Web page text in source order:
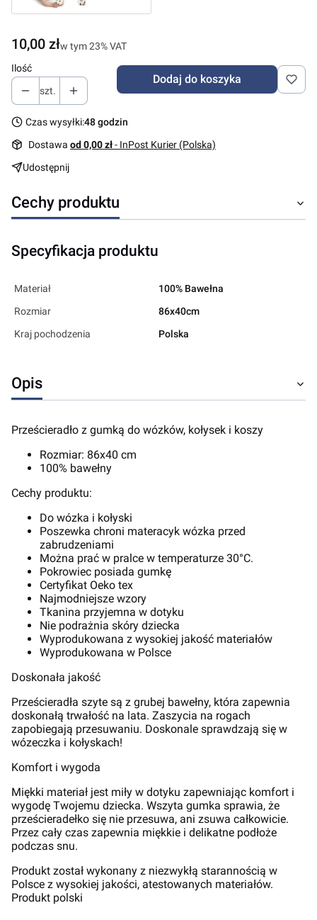
Cena
10,00 złw tym 23% VAT
w tym23%VAT
Ilość
szt.
Dodaj do koszyka
Czas wysyłki:48 godzin
Dostawa od 0,00 zł- InPost Kurier (Polska)
Udostępnij
Cechy produktu
Specyfikacja produktu
Materiał
100% Bawełna
Rozmiar
86x40cm
Kraj pochodzenia
Polska
Opis
Prześcieradło z gumką do wózków, kołysek i koszy
Rozmiar: 86x40 cm
100% bawełny
Cechy produktu:
Do wózka i kołyski
Poszewka chroni materacyk wózka przed
zabrudzeniami
Można prać w pralce w temperaturze 30°C.
Pokrowiec posiada gumkę
Certyfikat Oeko tex
Najmodniejsze wzory
Tkanina przyjemna w dotyku
Nie podrażnia skóry dziecka
Wyprodukowana z wysokiej jakość materiałów
Wyprodukowana w Polsce
Doskonała jakość
Prześcieradła szyte są z grubej bawełny, która zapewnia
doskonałą trwałość na lata. Zaszycia na rogach
zapobiegają przesuwaniu. Doskonale sprawdzają się w
wózeczka i kołyskach!
Komfort i wygoda
Miękki materiał jest miły w dotyku zapewniając komfort i
wygodę Twojemu dziecka. Wszyta gumka sprawia, że
prześcieradełko się nie przesuwa, ani zsuwa całkowicie.
Przez cały czas zapewnia miękkie i delikatne podłoże
podczas snu.
Produkt został wykonany z niezwykłą starannością w
Polsce z wysokiej jakości, atestowanych materiałów.
Produkt polski